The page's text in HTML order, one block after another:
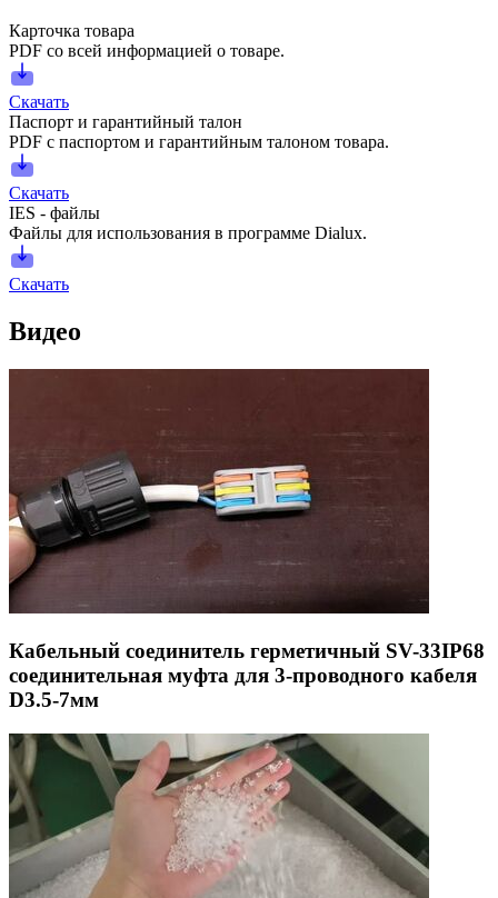
Карточка товара
PDF со всей информацией о товаре.
Скачать
Паспорт и гарантийный талон
PDF с паспортом и гарантийным талоном товара.
Скачать
IES - файлы
Файлы для использования в программе Dialux.
Скачать
Видео
Кабельный соединитель герметичный SV-33IP68
соединительная муфта для 3-проводного кабеля
D3.5-7мм